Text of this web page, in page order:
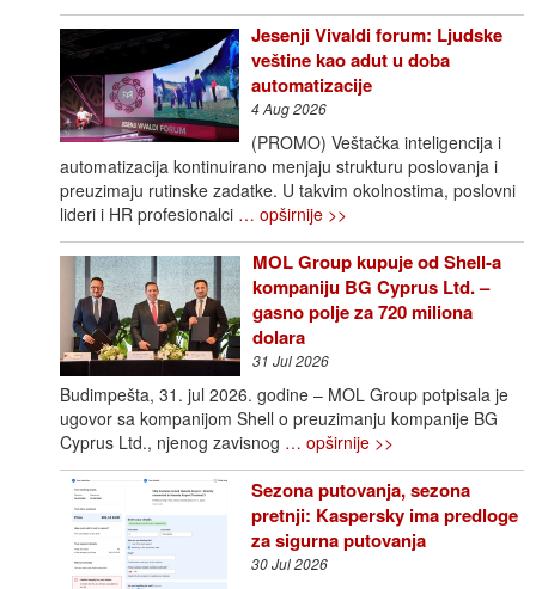
Jesenji Vivaldi forum: Ljudske
veštine kao adut u doba
automatizacije
4 Aug 2026
(PROMO) Veštačka inteligencija i
automatizacija kontinuirano menjaju strukturu poslovanja i
preuzimaju rutinske zadatke. U takvim okolnostima, poslovni
lideri i HR profesionalci … opširnije >>
MOL Group kupuje od Shell-a
kompaniju BG Cyprus Ltd. –
gasno polje za 720 miliona
dolara
31 Jul 2026
Budimpešta, 31. jul 2026. godine – MOL Group potpisala je
ugovor sa kompanijom Shell o preuzimanju kompanije BG
Cyprus Ltd., njenog zavisnog … opširnije >>
Sezona putovanja, sezona
pretnji: Kaspersky ima predloge
za sigurna putovanja
30 Jul 2026